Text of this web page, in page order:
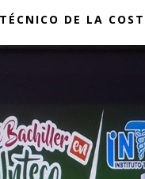
DE LA